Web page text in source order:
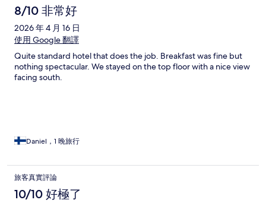
8/10 非常好
2026 年 4 月 16 日
使用 Google 翻譯
Quite standard hotel that does the job. Breakfast was fine but
nothing spectacular. We stayed on the top floor with a nice view
facing south.
Daniel，1 晚旅行
旅客真實評論
10/10 好極了